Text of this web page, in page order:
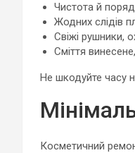
Чистота й
Жодних слідів
Свіжі рушники,
Сміття
Не шкодуйте часу
Косметичний